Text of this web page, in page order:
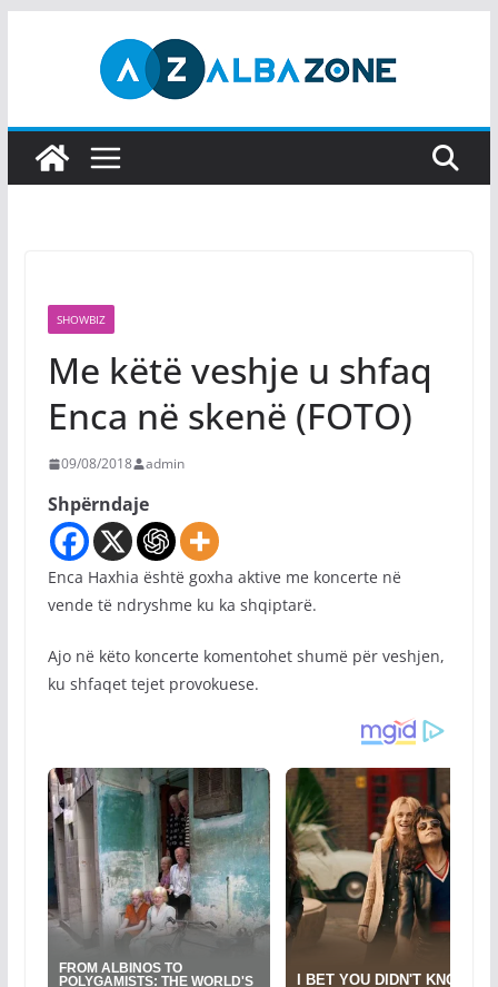
SHOWBIZ
Me këtë veshje u shfaq
Enca në skenë (FOTO)
09/08/2018 admin
Shpërndaje
Enca Haxhia është goxha aktive me koncerte në
vende të ndryshme ku ka shqiptarë.
Ajo në këto koncerte komentohet shumë për veshjen,
ku shfaqet tejet provokuese.